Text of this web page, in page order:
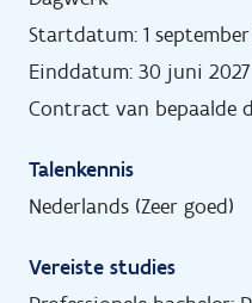
Startdatum: 1
Einddatum: 30 juni 2027
Contract van bepaalde
Talenkennis
Nederlands (Zeer goed)
Vereiste studies